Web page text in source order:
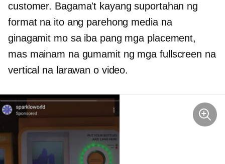
customer. Bagama't kayang suportahan ng
format na ito ang parehong media na
ginagamit mo sa iba pang mga placement,
mas mainam na gumamit ng mga fullscreen na
vertical na larawan o video.